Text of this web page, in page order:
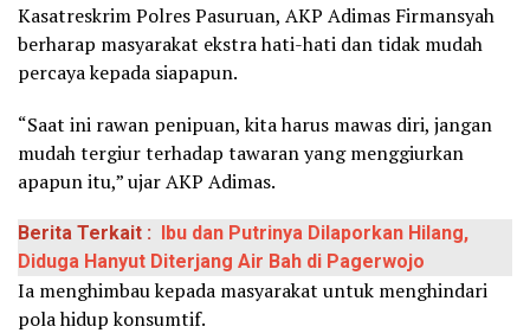
Kasatreskrim Polres Pasuruan, AKP Adimas Firmansyah
berharap masyarakat ekstra hati-hati dan tidak mudah
percaya kepada siapapun.
“Saat ini rawan penipuan, kita harus mawas diri, jangan
mudah tergiur terhadap tawaran yang menggiurkan
apapun itu,” ujar AKP Adimas.
Berita Terkait : Ibu dan Putrinya Dilaporkan Hilang,
Diduga Hanyut Diterjang Air Bah di Pagerwojo
Ia menghimbau kepada masyarakat untuk menghindari
pola hidup konsumtif.